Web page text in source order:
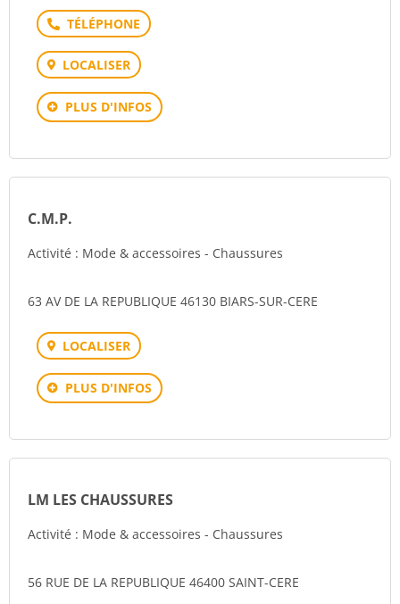
Téléphone
LOCALISER
PLUS D'INFOS
C.M.P.
Activité : Mode & accessoires - Chaussures
63 AV DE LA REPUBLIQUE 46130 BIARS-SUR-CERE
LOCALISER
PLUS D'INFOS
LM LES CHAUSSURES
Activité : Mode & accessoires - Chaussures
56 RUE DE LA REPUBLIQUE 46400 SAINT-CERE